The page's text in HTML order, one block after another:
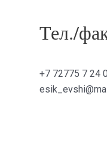
Тел./
+7 72775 7 24